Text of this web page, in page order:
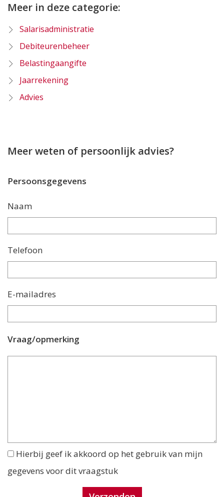
Meer in deze categorie:
Salarisadministratie
Debiteurenbeheer
Belastingaangifte
Jaarrekening
Advies
Meer weten of persoonlijk advies?
Persoonsgegevens
Naam
Telefoon
E-mailadres
Vraag/opmerking
Hierbij geef ik akkoord op het gebruik van mijn
gegevens voor dit vraagstuk